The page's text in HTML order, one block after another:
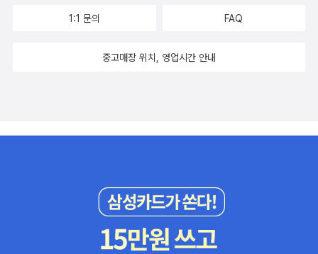
있다. 다 해보지는 못하더라도 몇 가지 아이랑 재미있게 하면 더욱 풍
나와서 그런지Turtle과 Tortoise에 대한 내용이 가득하다. 심지어
1:1 문의 FAQ
중고매장 위치, 영업시간 안내